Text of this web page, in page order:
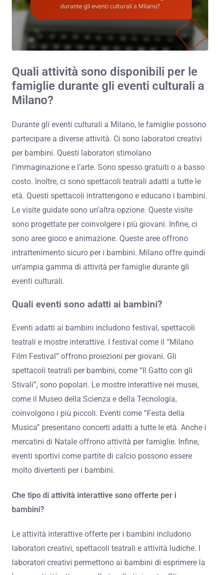
Quali attività sono disponibili per le
famiglie durante gli eventi culturali a
Milano?
Durante gli eventi culturali a Milano, le famiglie possono
partecipare a diverse attività. Ci sono laboratori creativi
per bambini. Questi laboratori stimolano
l’immaginazione e l’arte. Sono spesso gratuiti o a basso
costo. Inoltre, ci sono spettacoli teatrali adatti a tutte le
età. Questi spettacoli intrattengono e educano i bambini.
Le visite guidate sono un’altra opzione. Queste visite
sono progettate per coinvolgere i più giovani. Infine, ci
sono aree gioco e animazione. Queste aree offrono
intrattenimento sicuro per i bambini. Milano offre quindi
un’ampia gamma di attività per famiglie durante gli
eventi culturali.
Quali eventi sono adatti ai bambini?
Eventi adatti ai bambini includono festival, spettacoli
teatrali e mostre interattive. I festival come il “Milano
Film Festival” offrono proiezioni per giovani. Gli
spettacoli teatrali per bambini, come “Il Gatto con gli
Stivali”, sono popolari. Le mostre interattive nei musei,
come il Museo della Scienza e della Tecnologia,
coinvolgono i più piccoli. Eventi come “Festa della
Musica” presentano concerti adatti a tutte le età. Anche i
mercatini di Natale offrono attività per famiglie. Infine,
eventi sportivi come partite di calcio possono essere
molto divertenti per i bambini.
Che tipo di attività interattive sono offerte per i
bambini?
Le attività interattive offerte per i bambini includono
laboratori creativi, spettacoli teatrali e attività ludiche. I
laboratori creativi permettono ai bambini di esprimere la